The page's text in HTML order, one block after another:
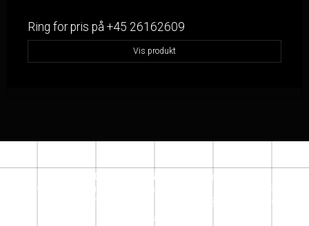
Ring for pris på +45 26162609
Vis produkt
SACRECOEUR DESIGN STORE
Jensløvsvej 6
2920 Charlottenlund
denmark
+45 26162609
+ 45 26162609
info@sacrecoeur.dk
Instagram